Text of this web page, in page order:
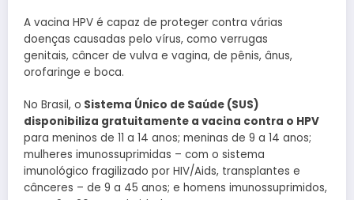
A vacina HPV é capaz de proteger contra várias
doenças causadas pelo vírus, como verrugas
genitais, câncer de vulva e vagina, de pênis, ânus,
orofaringe e boca.
No Brasil, o Sistema Único de Saúde (SUS)
disponibiliza gratuitamente a vacina contra o HPV
para meninos de 11 a 14 anos; meninas de 9 a 14 anos;
mulheres imunossuprimidas – com o sistema
imunológico fragilizado por HIV/Aids, transplantes e
cânceres – de 9 a 45 anos; e homens imunossuprimidos,